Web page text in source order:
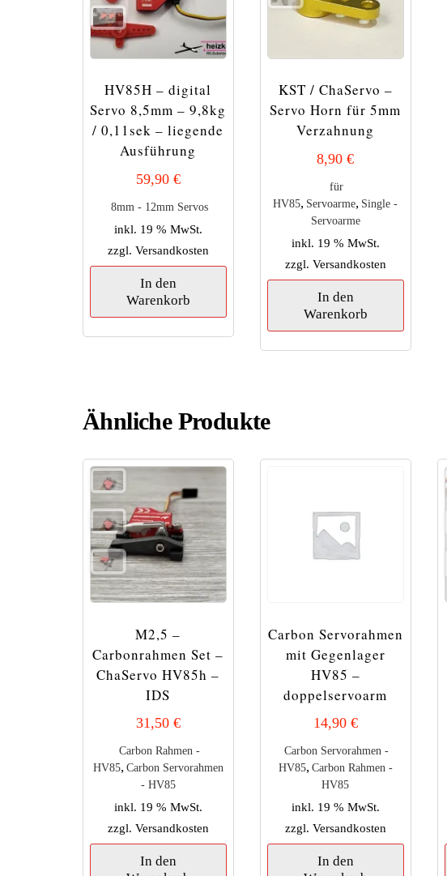
HV85H – digital
Servo 8,5mm – 9,8kg
/ 0,11sek – liegende
Ausführung
59,90 €
8mm - 12mm Servos
inkl. 19 % MwSt.
zzgl. Versandkosten
In den
Warenkorb
KST / ChaServo –
Servo Horn für 5mm
Verzahnung
8,90€
für
HV85, Servoarme, Single -
Servoarme
inkl. 19 % MwSt.
zzgl. Versandkosten
In den
Warenkorb
Ähnliche Produkte
M2,5 –
Carbonrahmen Set –
ChaServo HV85h –
IDS
31,50 €
Carbon Rahmen -
HV85, Carbon Servorahmen
- HV85
inkl. 19 % MwSt.
zzgl. Versandkosten
In den
Carbon Servorahmen
mit Gegenlager
HV85 –
doppelservoarm
14,90 €
Carbon Servorahmen -
HV85, Carbon Rahmen -
HV85
inkl. 19 % MwSt.
zzgl. Versandkosten
In den